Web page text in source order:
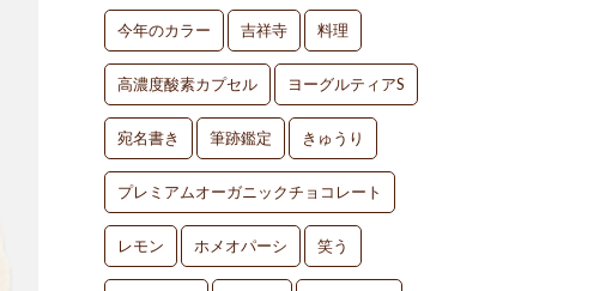
今年のカラー 吉祥寺 料理
高濃度酸素カプセル ヨーグルティアS
宛名書き 筆跡鑑定 きゅうり
プレミアムオーガニックチョコレート
レモン ホメオパーシ 笑う